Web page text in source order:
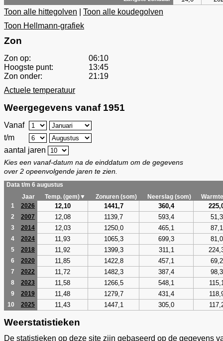
Toon alle hittegolven
Toon alle koudegolven
Toon Hellmann-grafiek
Zon
Zon op:
06:10
Hoogste punt:
13:45
Zon onder:
21:19
Actuele temperatuur
Weergegevens vanaf 1951
Vanaf
t/m
aantal jaren
Kies een vanaf-datum na de einddatum om de gegevens
over 2 opeenvolgende jaren te zien.
Data t/m 6 augustus
Jaar
Temp. (gem)▼ Zonuren (som) Neerslag (som)
1
2026 12,10 1441,7 360,4
2 2007 12,08 1139,7 593,4 51,3
3 2014 12,03 1250,0 465,1 87,1
4 2024 11,93 1065,3 699,3 81,0
5 2018 11,92 1399,3 311,1
6 2020 11,85 1422,8 457,1 69,2
7 2022 11,72 1482,3 387,4 98,3
8 2023 11,58 1266,5 548,1
9 2019 11,48 1279,7 431,4
10 2025 11,43 1447,1 305,0
Weerstatistieken
De statistieken op deze site zijn gebaseerd op de gegevens